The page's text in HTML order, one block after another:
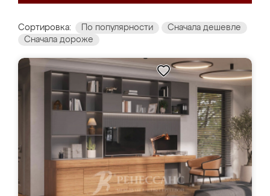
Сортировка: По популярности
Сначала дешевле
Сначала дороже